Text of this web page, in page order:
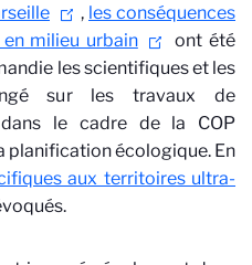
, les conséquences
milieu urbain
ont été
les scientifiques et les
sur les travaux de
le cadre de la COP
planification écologique. En
aux territoires ultra-